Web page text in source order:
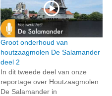
Groot onderhoud van
houtzaagmolen De Salamander
deel 2
In dit tweede deel van onze
reportage over Houtzaagmolen
De Salamander in